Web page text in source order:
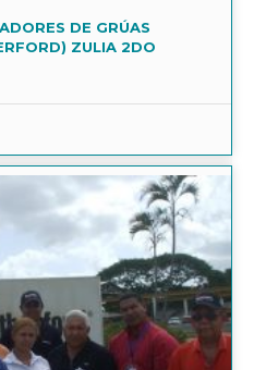
DE GRÚAS
ZULIA 2DO